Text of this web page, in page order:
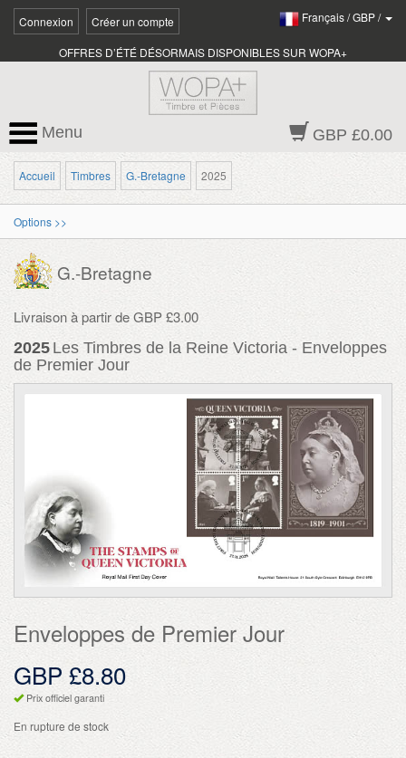
Connexion Créer un compte Français/GBP/
OFFRES D’ÉTÉ DÉSORMAIS DISPONIBLES SUR WOPA+
GBP £0.00
Menu
Accueil Timbres G.-Bretagne 2025
Options >>
G.-Bretagne
Livraison à partir de GBP £3.00
2025 Les Timbres de la Reine Victoria - Enveloppes
de Premier Jour
Enveloppes de Premier Jour
GBP £8.80
Prix officiel garanti
En rupture de stock